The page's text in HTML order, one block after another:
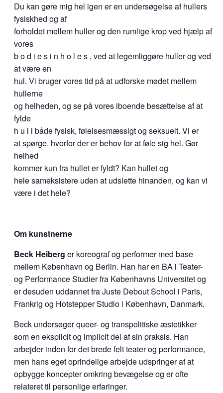
Du kan gøre mig hel igen er en undersøgelse af hullers
fysiskhed og af
forholdet mellem huller og den rumlige krop ved hjælp af
vores
b o d i e s i n h o l e s , ved at legemliggøre huller og ved
at være en
hul. Vi bruger vores tid på at udforske mødet mellem
hullerne
og helheden, og se på vores iboende besættelse af at
fylde
h u l i både fysisk, følelsesmæssigt og seksuelt. Vi er
at spørge, hvorfor der er behov for at føle sig hel. Gør
helhed
kommer kun fra hullet er fyldt? Kan hullet og
hele sameksistere uden at udslette hinanden, og kan vi
være i det hele?
Om kunstnerne
Beck Heiberg er koreograf og performer med base
mellem København og Berlin. Han har en BA i Teater-
og Performance Studier fra Københavns Universitet og
er desuden uddannet fra Juste Debout School i Paris,
Frankrig og Hotstepper Studio i København, Danmark.
Beck undersøger queer- og transpolitiske æstetikker
som en eksplicit og implicit del af sin praksis. Han
arbejder inden for det brede felt teater og performance,
men hans eget oprindelige arbejde udspringer af at
opbygge koncepter omkring bevægelse og er ofte
relateret til personlige erfaringer.